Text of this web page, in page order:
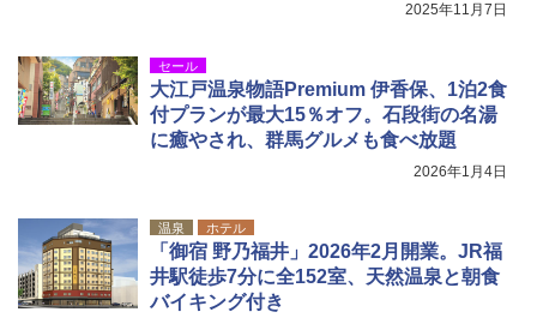
2025年11月7日
セール
大江戸温泉物語Premium 伊香保、1泊2食
付プランが最大15％オフ。石段街の名湯
に癒やされ、群馬グルメも食べ放題
2026年1月4日
温泉 ホテル
「御宿 野乃福井」2026年2月開業。JR福
井駅徒歩7分に全152室、天然温泉と朝食
バイキング付き